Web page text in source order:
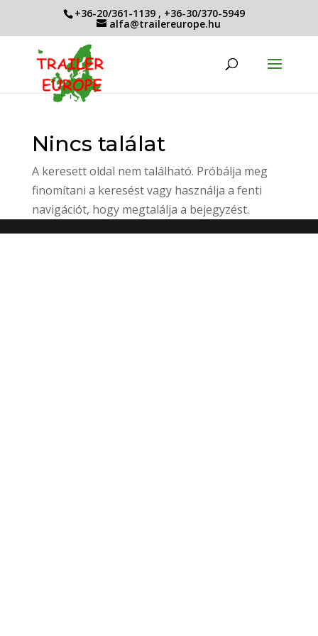
+36-20/361-1139 , +36-30/370-5949
alfa@trailereurope.hu
Nincs találat
A keresett oldal nem található. Próbálja meg
finomítani a keresést vagy használja a fenti
navigációt, hogy megtalálja a bejegyzést.